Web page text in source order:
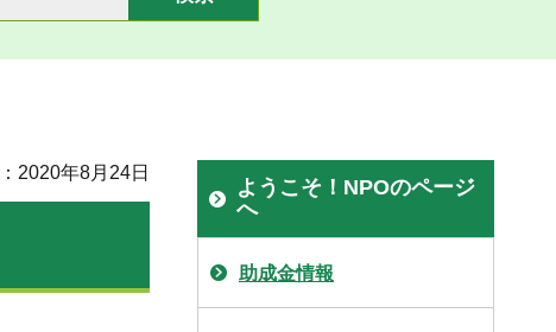
2020年8月24日
ようこそ！NPOのページ
へ
助成金情報